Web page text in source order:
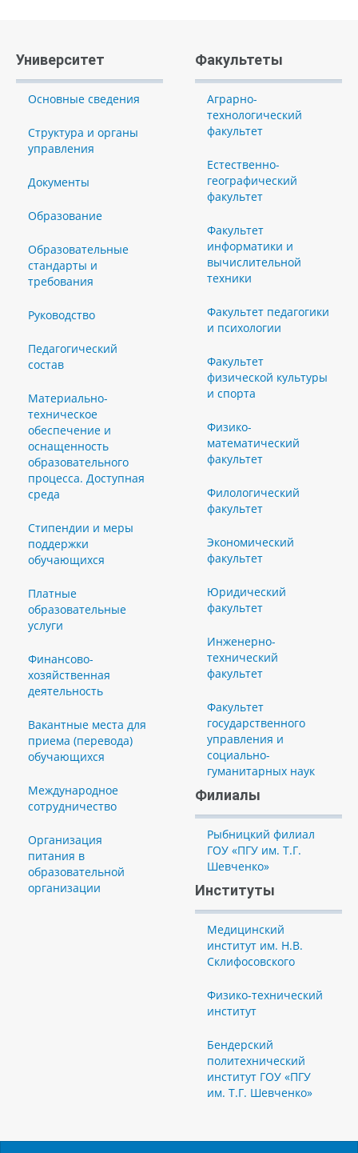
Университет
Основные сведения
Структура и органы
управления
Документы
Образование
Образовательные
стандарты и
требования
Руководство
Педагогический
состав
Материально-
техническое
обеспечение и
оснащенность
образовательного
процесса. Доступная
среда
Стипендии и меры
поддержки
обучающихся
Платные
образовательные
услуги
Финансово-
хозяйственная
деятельность
Вакантные места для
приема (перевода)
обучающихся
Международное
сотрудничество
Организация
питания в
образовательной
организации
Факультеты
Аграрно-
технологический
факультет
Естественно-
географический
факультет
Факультет
информатики и
вычислительной
техники
Факультет педагогики
и психологии
Факультет
физической культуры
и спорта
Физико-
математический
факультет
Филологический
факультет
Экономический
факультет
Юридический
факультет
Инженерно-
технический
факультет
Факультет
государственного
управления и
социально-
гуманитарных наук
Филиалы
Рыбницкий филиал
ГОУ «ПГУ им. Т.Г.
Шевченко»
Институты
Медицинский
институт им. Н.В.
Склифосовского
Физико-технический
институт
Бендерский
политехнический
институт ГОУ «ПГУ
им. Т.Г. Шевченко»